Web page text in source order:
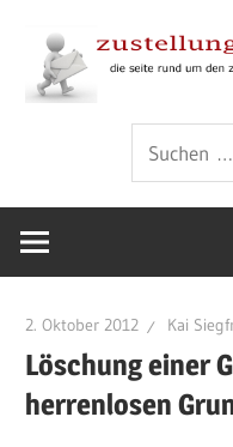
Inhalt
springen
gemäß
6
ZVG
2. Oktober 2012 Kai
Löschung einer
herrenlosen